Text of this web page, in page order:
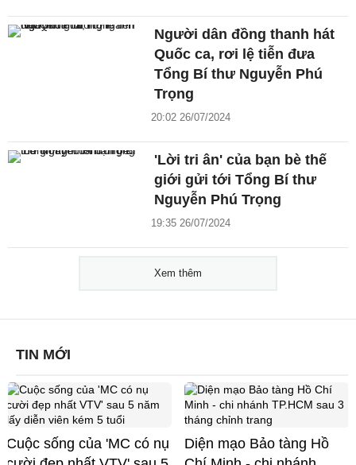
Người dân đồng thanh hát
Quốc ca, rơi lệ tiễn đưa
Tổng Bí thư Nguyễn Phú
Trọng
20:02 26/07/2024
'Lời tri ân' của bạn bè thế
giới gửi tới Tổng Bí thư
Nguyễn Phú Trọng
19:35 26/07/2024
Xem thêm
TIN MỚI
Cuộc sống của 'MC có nụ
Diện mạo Bảo tàng Hồ